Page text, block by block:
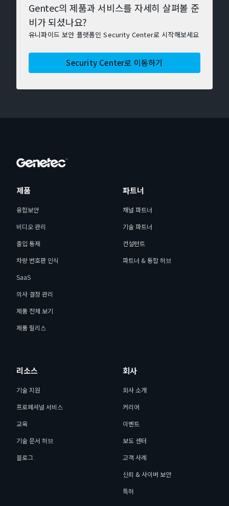
Gentec의 제품과 서비스를 자세히 살펴볼 준
비가 되셨나요?
유니파이드 보안 플랫폼인 Security Center로 시작해보세요
Security Center로 이동하기
제품
융합보안
비디오 관리
출입 통제
차량 번호판 인식
SaaS
의사 결정 관리
제품 전체 보기
제품 릴리스
파트너
채널 파트너
기술 파트너
컨설턴트
파트너 & 통합 허브
리소스
기술 지원
프로페셔널 서비스
교육
기술 문서 허브
블로그
회사
회사 소개
커리어
이벤트
보도 센터
고객 사례
신뢰 & 사이버 보안
특허